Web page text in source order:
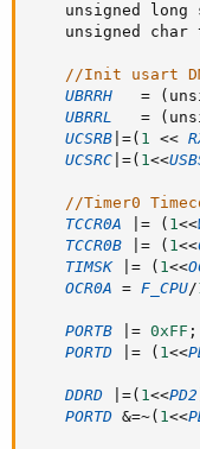
unsigned long
unsigned char
//Init usart
UBRRH
= (
UBRRL
= (
UCSRB =( 1 <<
UCSRC =( 1<<
//Timer0
TCCR0A
= ( 1<<
TCCR0B
= ( 1<<
TIMSK
= ( 1<<
OCR0A = F_CPU/
PORTB = 0xFF ;
PORTD
= ( 1<<
DDRD =( 1<<PD2
PORTD &=~( 1<<